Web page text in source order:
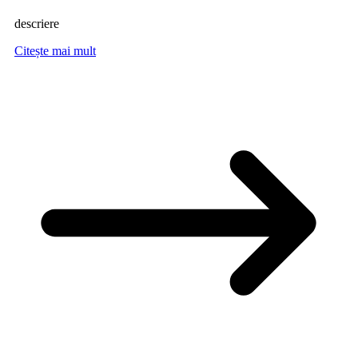
descriere
Citește mai mult